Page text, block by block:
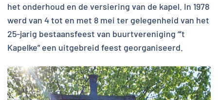
het onderhoud en de versiering van de kapel. In 1978
werd van 4 tot en met 8 mei ter gelegenheid van het
25-jarig bestaansfeest van buurtvereniging “’t
Kapelke” een uitgebreid feest georganiseerd.